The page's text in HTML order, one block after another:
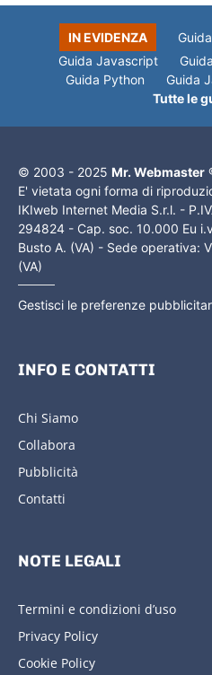
IN EVIDENZA
Guida Javascript
Guida Python
Guida
Tutte le
© 2003 - 2025 Mr. Webmaster
E' vietata ogni forma di
IKIweb Internet Media S.r.l. -
294824 - Cap. soc. 10.000 Eu
Busto A. (VA) - Sede operativa:
(VA)
Gestisci le preferenze
INFO E CONTATTI
Chi Siamo
Collabora
Pubblicità
Contatti
NOTE LEGALI
Termini e condizioni d’uso
Privacy Policy
Cookie Policy